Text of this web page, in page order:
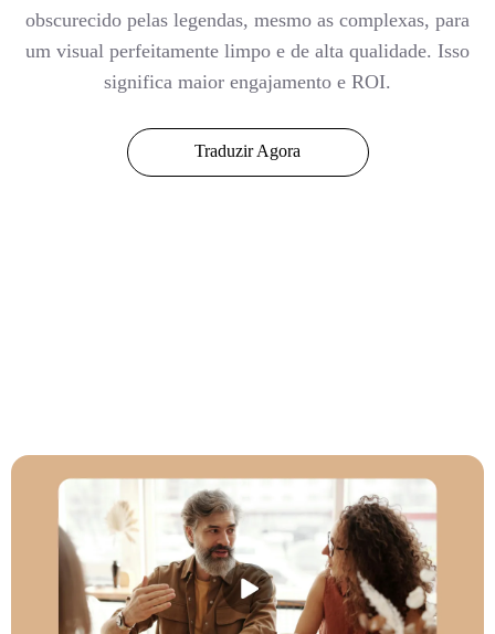
obscurecido pelas legendas, mesmo as complexas, para
um visual perfeitamente limpo e de alta qualidade. Isso
significa maior engajamento e ROI.
Traduzir Agora